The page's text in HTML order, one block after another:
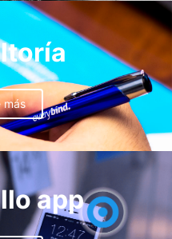
más
app